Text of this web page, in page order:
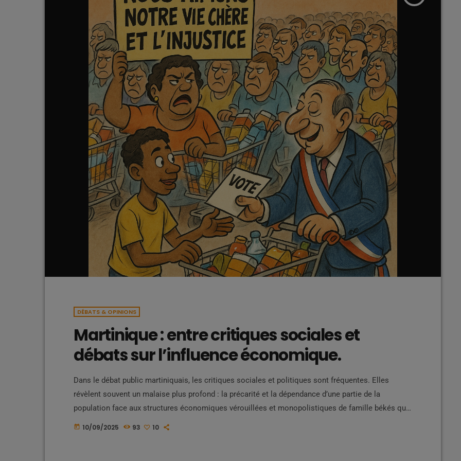
DÉBATS & OPINIONS
Martinique : entre critiques sociales et
débats sur l’influence économique.
Dans le débat public martiniquais, les critiques sociales et politiques sont fréquentes. Elles
révèlent souvent un malaise plus profond : la précarité et la dépendance d’une partie de la
population face aux structures économiques vérouillées et monopolistiques de famille békés qui
etouffent les initiatives martiniquaises avec la complicité de l'etat et d'autre sphère de
today 10/09/2025 93 10